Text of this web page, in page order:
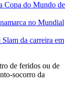
Copa do Mundo de
no Mundial
da carreira em
de feridos ou de
socorro da